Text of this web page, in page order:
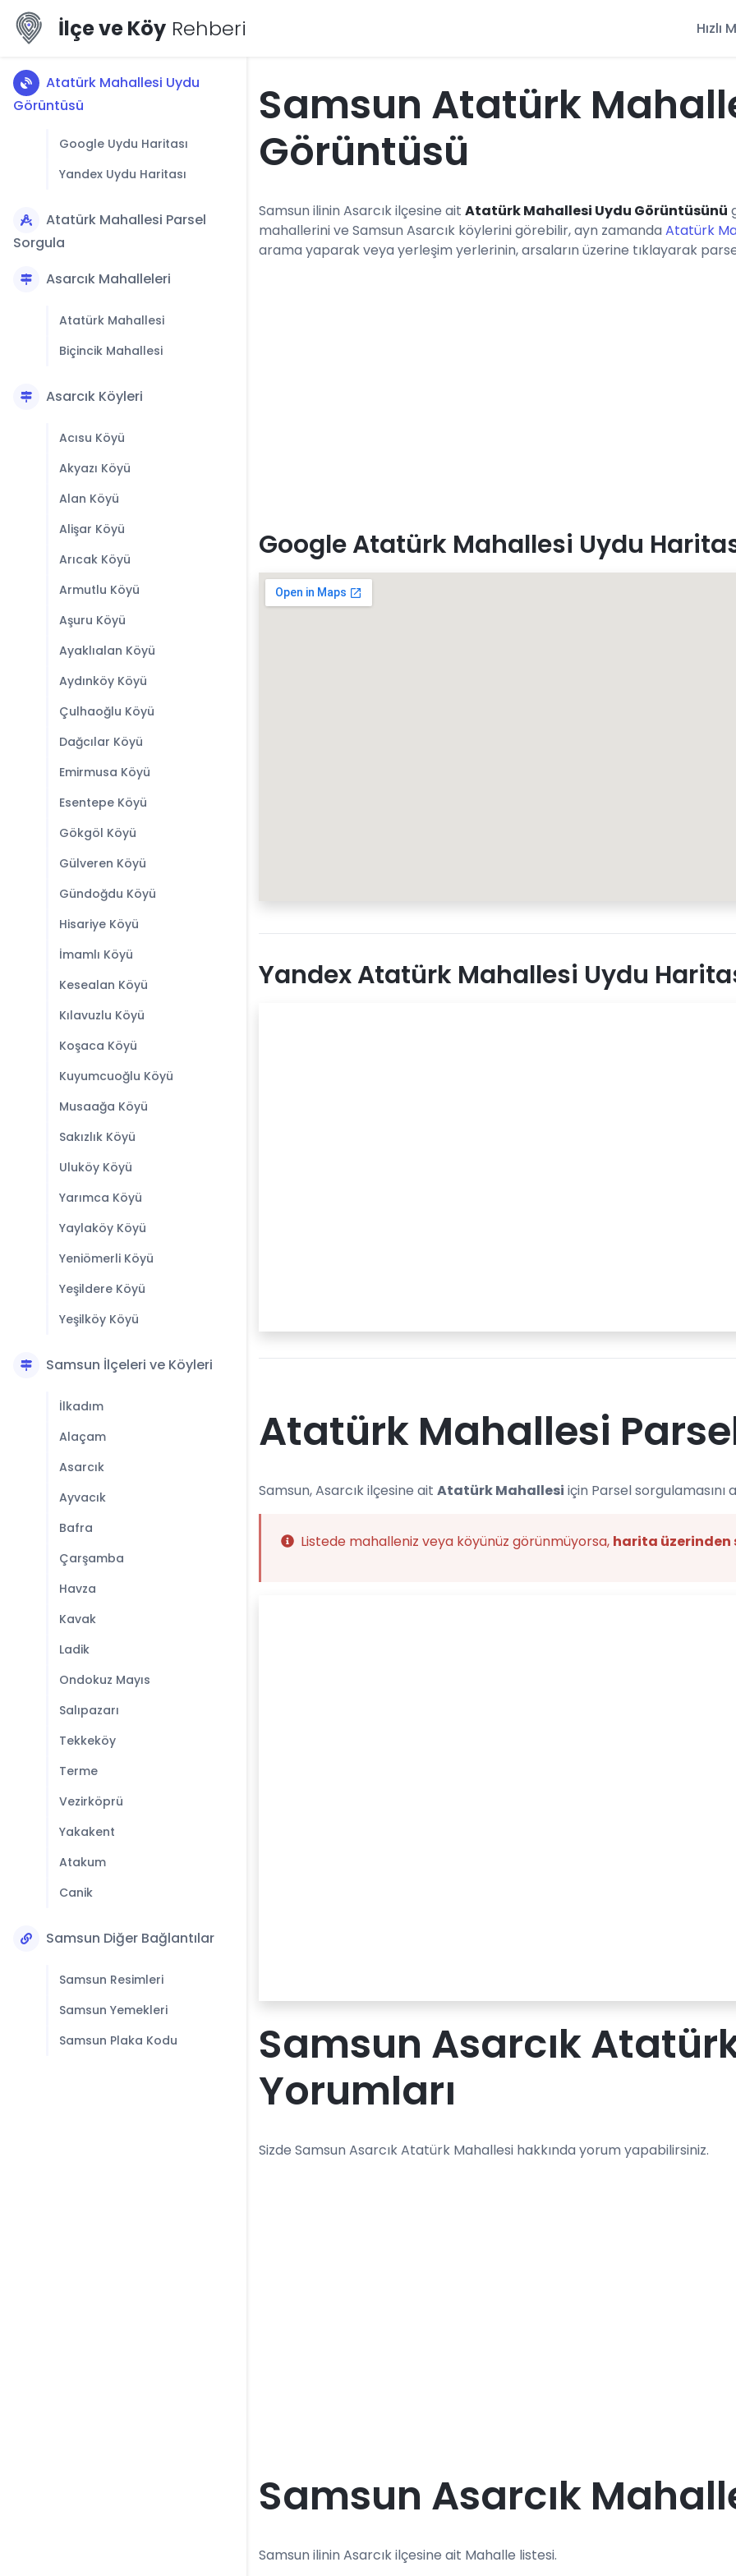
İlçe ve Köy Rehberi Hızlı
Atatürk Mahallesi Uydu
Görüntüsü
Google Uydu Haritası
Yandex Uydu Haritası
Atatürk Mahallesi Parsel
Sorgula
Asarcık Mahalleleri
Atatürk Mahallesi
Biçincik Mahallesi
Asarcık Köyleri
Acısu Köyü
Akyazı Köyü
Alan Köyü
Alişar Köyü
Arıcak Köyü
Armutlu Köyü
Aşuru Köyü
Ayaklıalan Köyü
Aydınköy Köyü
Çulhaoğlu Köyü
Dağcılar Köyü
Emirmusa Köyü
Esentepe Köyü
Gökgöl Köyü
Gülveren Köyü
Gündoğdu Köyü
Hisariye Köyü
İmamlı Köyü
Kesealan Köyü
Kılavuzlu Köyü
Koşaca Köyü
Kuyumcuoğlu Köyü
Musaağa Köyü
Sakızlık Köyü
Uluköy Köyü
Yarımca Köyü
Yaylaköy Köyü
Yeniömerli Köyü
Yeşildere Köyü
Yeşilköy Köyü
Samsun İlçeleri ve Köyleri
İlkadım
Alaçam
Asarcık
Ayvacık
Bafra
Çarşamba
Havza
Kavak
Ladik
Ondokuz Mayıs
Salıpazarı
Tekkeköy
Terme
Vezirköprü
Yakakent
Atakum
Canik
Samsun Diğer Bağlantılar
Samsun Resimleri
Samsun Yemekleri
Samsun Plaka Kodu
Samsun Atatürk
Görüntüsü
Samsun ilinin Asarcık ilçesine ait Atatürk Mahallesi Uydu Görüntüsünü
mahallerini ve Samsun Asarcık köylerini görebilir, ayn zamanda Atatürk
arama yaparak veya yerleşim yerlerinin, arsaların üzerine tıklayarak
Google Atatürk Mahallesi Uydu
Yandex Atatürk Mahallesi Uydu
Atatürk Mahallesi
Samsun, Asarcık ilçesine ait Atatürk Mahallesi için Parsel
Listede mahalleniz veya köyünüz görünmüyorsa, harita üzerinden
Samsun Asarcık
Yorumları
Sizde Samsun Asarcık Atatürk Mahallesi hakkında yorum yapabilirsiniz.
Samsun Asarcık
Samsun ilinin Asarcık ilçesine ait Mahalle listesi.